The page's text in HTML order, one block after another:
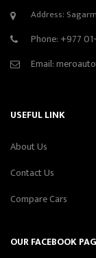
Address:
Phone: +977
Email:
USEFUL LINK
About Us
Contact Us
Compare Cars
OUR FACEBOOK